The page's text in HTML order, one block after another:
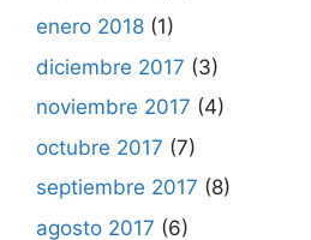
enero 2018 (1)
diciembre 2017 (3)
noviembre 2017 (4)
octubre 2017 (7)
septiembre 2017 (8)
agosto 2017 (6)